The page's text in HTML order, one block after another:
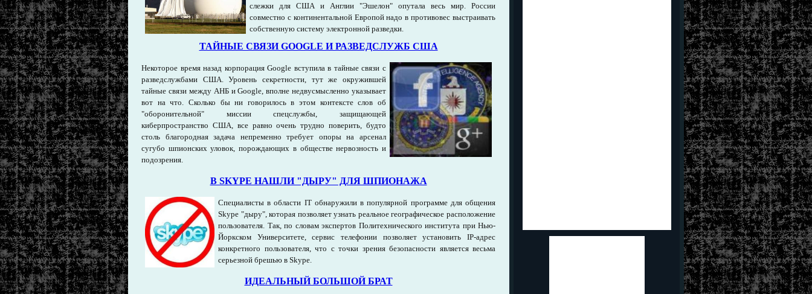
слежки для США и Англии "Эшелон" опутала весь мир. России
совместно с континентальной Европой надо в противовес выстраивать
собственную систему электронной разведки.
ТАЙНЫЕ СВЯЗИ GOOGLE И РАЗВЕДСЛУЖБ США
Некоторое время назад корпорация Google вступила в тайные связи с
разведслужбами США. Уровень секретности, тут же окружившей
тайные связи между АНБ и Google, вполне недвусмысленно указывает
вот на что. Сколько бы ни говорилось в этом контексте слов об
"оборонительной" миссии спецслужбы, защищающей
киберпространство США, все равно очень трудно поверить, будто
столь благородная задача непременно требует опоры на арсенал
сугубо шпионских уловок, порождающих в обществе нервозность и
подозрения.
В SKYPE НАШЛИ "ДЫРУ" ДЛЯ ШПИОНАЖА
Специалисты в области IT обнаружили в популярной программе для общения
Skype "дыру", которая позволяет узнать реальное географическое расположение
пользователя. Так, по словам экспертов Политехнического института при Нью-
Йоркском Университете, сервис телефонии позволяет установить IP-адрес
конкретного пользователя, что с точки зрения безопасности является весьма
серьезной брешью в Skype.
ИДЕАЛЬНЫЙ БОЛЬШОЙ БРАТ